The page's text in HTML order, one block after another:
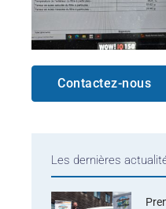
Contactez-nous
Les dernières